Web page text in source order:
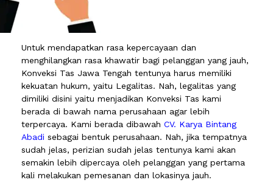
Untuk mendapatkan rasa kepercayaan dan
menghilangkan rasa khawatir bagi pelanggan yang jauh,
Konveksi Tas Jawa Tengah tentunya harus memiliki
kekuatan hukum, yaitu Legalitas. Nah, legalitas yang
dimiliki disini yaitu menjadikan Konveksi Tas kami
berada di bawah nama perusahaan agar lebih
terpercaya. Kami berada dibawah CV. Karya Bintang
Abadi sebagai bentuk perusahaan. Nah, jika tempatnya
sudah jelas, perizian sudah jelas tentunya kami akan
semakin lebih dipercaya oleh pelanggan yang pertama
kali melakukan pemesanan dan lokasinya jauh.